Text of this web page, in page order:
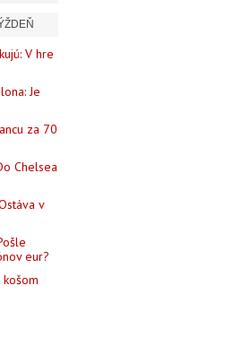
V hre
Je
za 70
Chelsea
v
eur?
košom